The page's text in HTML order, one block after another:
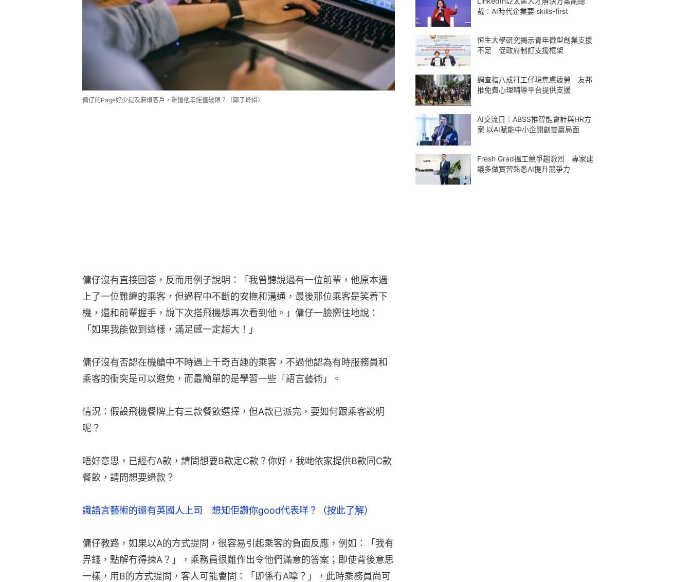
傭仔的Page好少提及麻煩客戶，難道他幸運值破錶？（鄭子峰攝）
傭仔沒有直接回答，反而用例子說明：「我曾聽說過有一位前輩，他原本遇
上了一位難纏的乘客，但過程中不斷的安撫和溝通，最後那位乘客是笑着下
機，還和前輩握手，說下次搭飛機想再次看到他。」傭仔一臉嚮往地說：
「如果我能做到這樣，滿足感一定超大！」
傭仔沒有否認在機艙中不時遇上千奇百趣的乘客，不過他認為有時服務員和
乘客的衝突是可以避免，而最簡單的是學習一些「語言藝術」。
情況：假設飛機餐牌上有三款餐飲選擇，但A款已派完，要如何跟乘客說明
呢？
唔好意思，已經冇A款，請問想要B款定C款？你好，我哋依家提供B款同C款
餐飲，請問想要邊款？
識語言藝術的還有英國人上司　想知佢讚你good代表咩？（按此了解）
傭仔教路，如果以A的方式提問，很容易引起乘客的負面反應，例如：「我有
畀錢，點解冇得揀A？」，乘務員很難作出令他們滿意的答案；即使背後意思
一樣，用B的方式提問，客人可能會問：「即係冇A嗱？」，此時乘務員尚可
裁：AI時代企業要 skills-first
恒生大學研究揭示青年微型創業支援
不足 促政府制訂支援框架
調查指八成打工仔現焦慮疲勞 友邦
推免費心理輔導平台提供支援
AI交流日｜ABSS推智能會計與HR方
案 以AI賦能中小企開創雙贏局面
Fresh Grad搵工競爭趨激烈 專家建
議多做實習熟悉AI提升競爭力